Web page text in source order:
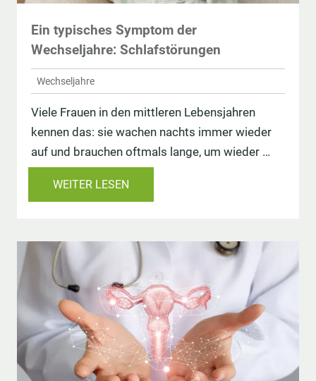
Ein typisches Symptom der
Wechseljahre: Schlafstörungen
Wechseljahre
Viele Frauen in den mittleren Lebensjahren
kennen das: sie wachen nachts immer wieder
auf und brauchen oftmals lange, um wieder …
WEITER LESEN